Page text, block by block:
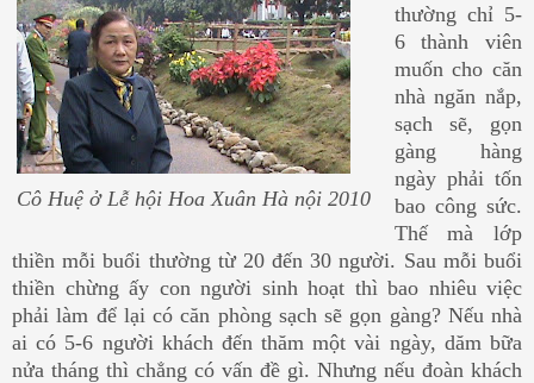
Cô Huệ ở Lễ hội Hoa Xuân Hà nội 2010
thường chỉ 5-
6 thành viên
muốn cho căn
nhà ngăn nắp,
sạch sẽ, gọn
gàng hàng
ngày phải tốn
bao công sức.
Thế mà lớp
thiền mỗi buổi thường từ 20 đến 30 người. Sau mỗi buổi
thiền chừng ấy con người sinh hoạt thì bao nhiêu việc
phải làm để lại có căn phòng sạch sẽ gọn gàng? Nếu nhà
ai có 5-6 người khách đến thăm một vài ngày, dăm bữa
nửa tháng thì chẳng có vấn đề gì. Nhưng nếu đoàn khách